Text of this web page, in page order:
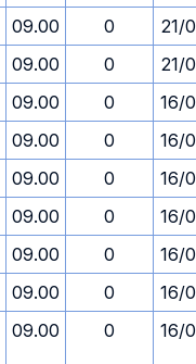
09.00 0
21/
09.00 0
21/
09.00 0
16/
09.00 0
16/
09.00 0
16/
09.00 0
16/
09.00 0
16/
09.00 0
16/
09.00 0 16/